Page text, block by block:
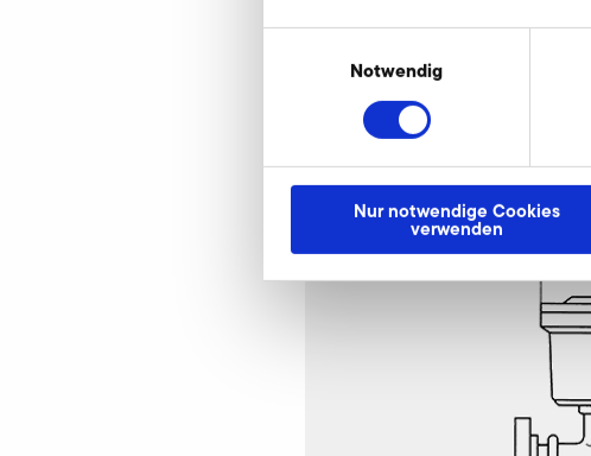
Notwendig
Nur notwendige Cookies
verwenden
Begrenzungsventil,